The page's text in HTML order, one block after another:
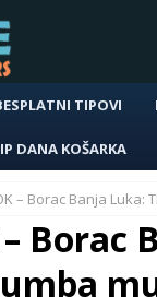
TIPOVI
DANA KOŠARKA
– Borac Banja
Borac